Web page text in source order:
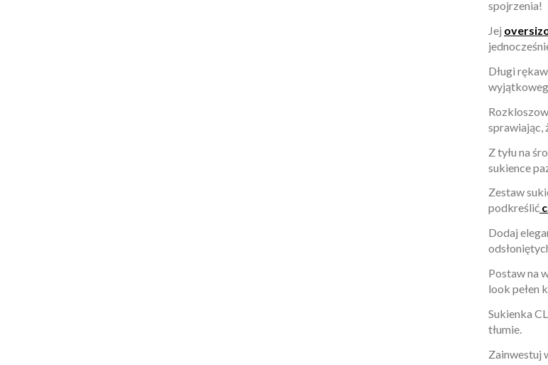
spojrzenia!
Jej
Długi
sprawiając,
Z tyłu na
sukience
Zestaw
podkreślić
Dodaj
Postaw na
look pełen
Sukienka
tłumie.
Zainwestuj